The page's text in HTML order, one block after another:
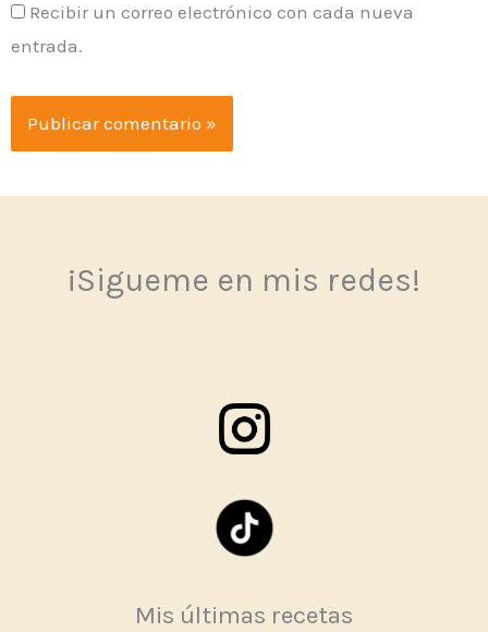
Recibir un correo electrónico con cada nueva
entrada.
¡Sigueme en mis redes!
Mis últimas recetas